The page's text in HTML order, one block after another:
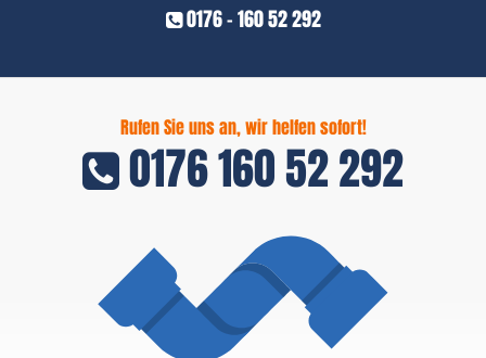
0176 - 160 52 292
Rufen Sie uns an, wir helfen sofort!
0176 160 52 292